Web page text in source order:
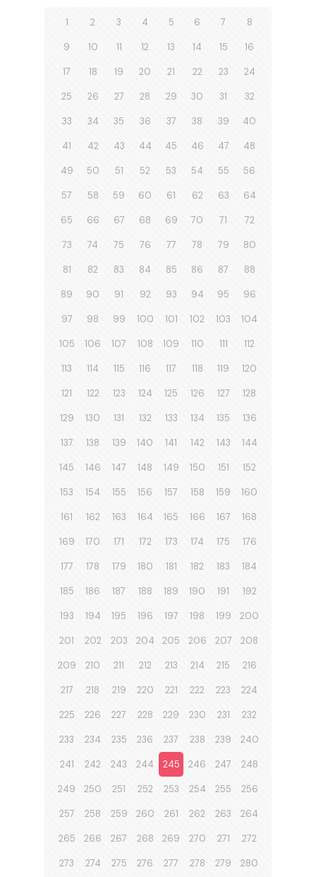
1 2 3 4 5 6 7 8
9 10 11 12 13 14 15 16
17 18 19 20 21 22 23 24
25 26 27 28 29 30 31 32
33 34 35 36 37 38 39 40
41 42 43 44 45 46 47 48
49 50 51 52 53 54 55 56
57 58 59 60 61 62 63 64
65 66 67 68 69 70 71 72
73 74 75 76 77 78 79 80
81 82 83 84 85 86 87 88
89 90 91 92 93 94 95 96
97 98 99 100 101 102 103 104
105 106 107 108 109 110 111 112
113 114 115 116 117 118 119 120
121 122 123 124 125 126 127 128
129 130 131 132 133 134 135 136
137 138 139 140 141 142 143 144
145 146 147 148 149 150 151 152
153 154 155 156 157 158 159 160
161 162 163 164 165 166 167 168
169 170 171 172 173 174 175 176
177 178 179 180 181 182 183 184
185 186 187 188 189 190 191 192
193 194 195 196 197 198 199 200
201 202 203 204 205 206 207 208
209 210 211 212 213 214 215 216
217 218 219 220 221 222 223 224
225 226 227 228 229 230 231 232
233 234 235 236 237 238 239 240
241 242 243 244 245 246 247 248
249 250 251 252 253 254 255 256
257 258 259 260 261 262 263 264
265 266 267 268 269 270 271 272
273 274 275 276 277 278 279 280